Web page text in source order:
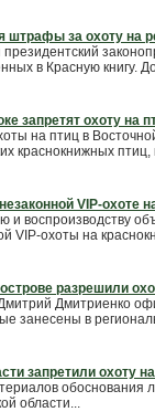
штрафы за охоту на
президентский
в Красную книгу.
запретят охоту на
на птиц в
краснокнижных
VIP-охоте
и воспроизводству
VIP-охоты на
разрешили
Дмитриенко
занесены в
запретили охоту
обоснования
области...